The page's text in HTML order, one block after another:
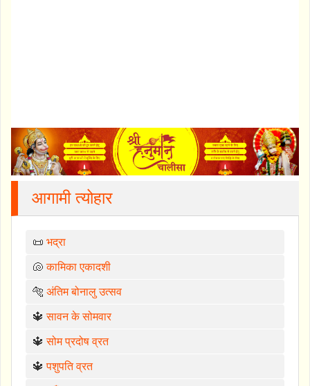
आगामी त्योहार
📜 भद्रा
🐚कामिका एकादशी
🐅 अंतिम बोनालु उत्सव
🔱सावन के सोमवार
🔱सोम प्रदोष व्रत
🔱पशुपति व्रत